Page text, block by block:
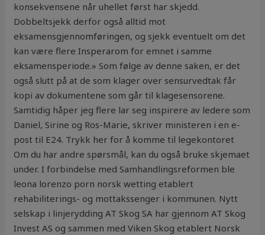
konsekvensene når uhellet først har skjedd.
Dobbeltsjekk derfor også alltid mot
eksamensgjennomføringen, og sjekk eventuelt om det
kan være flere Insperarom for emnet i samme
eksamensperiode.» Som følge av denne saken, er det
også slutt på at de som klager over sensurvedtak får
kopi av dokumentene som går til klagesensorene.
Samtidig håper jeg flere lar seg inspirere av ledere som
Daniel, Sirine og Ros-Marie, skriver ministeren i en e-
post til E24. Trykk her for å komme til legekontoret
Om du har andre spørsmål, kan du også bruke skjemaet
under. I forbindelse med Samhandlingsreformen ble
leona lorenzo porn norsk wetting etablert
rehabiliterings- og mottakssenger i kommunen. Nytt
selskap i linjerydding AT Skog SA har gjennom AT Skog
Invest AS og sammen med Viken Skog etablert Norsk